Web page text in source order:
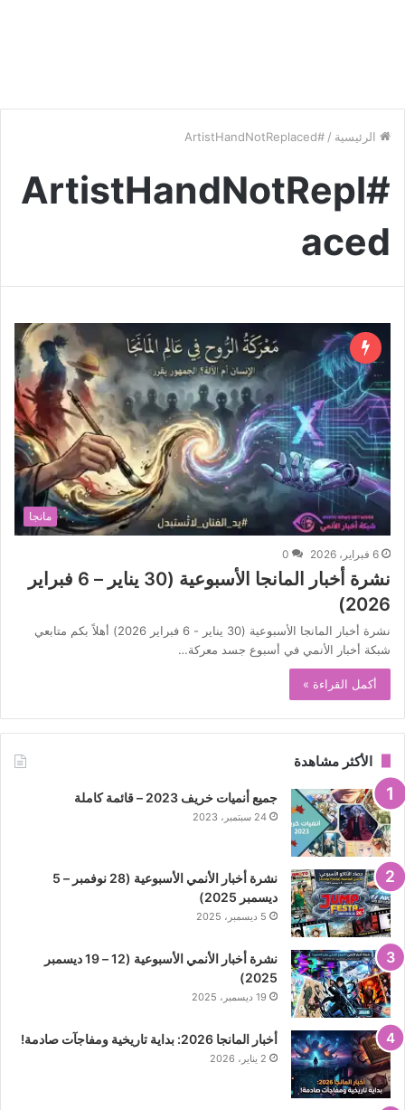
الرئيسية /
#ArtistHandNotReplaced
#ArtistHandNotRepl
aced
مانجا
6 فبراير، 2026 0
نشرة أخبار المانجا الأسبوعية (30 يناير – 6 فبراير
2026)
نشرة أخبار المانجا الأسبوعية (30 يناير - 6 فبراير 2026) أهلاً بكم متابعي
شبكة أخبار الأنمي في أسبوع جسد معركة…
أكمل القراءة »
الأكثر مشاهدة
جميع أنميات خريف 2023 – قائمة كاملة
24 سبتمبر، 2023
نشرة أخبار الأنمي الأسبوعية (28 نوفمبر – 5
ديسمبر 2025)
5 ديسمبر، 2025
نشرة أخبار الأنمي الأسبوعية (12 – 19 ديسمبر
2025)
19 ديسمبر، 2025
أخبار المانجا 2026: بداية تاريخية ومفاجآت صادمة!
2 يناير، 2026